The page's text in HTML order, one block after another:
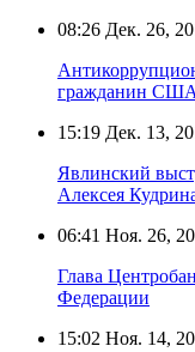
08:26 Дек. 26,
гражданин США
15:19 Дек. 13,
Явлинский
Алексея
06:41 Ноя. 26,
Глава
Федерации
15:02 Ноя. 14,